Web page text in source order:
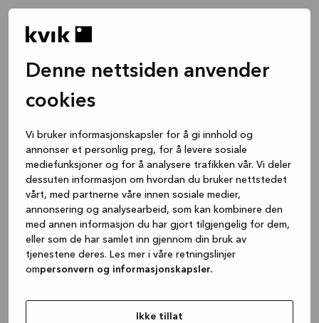
Denne nettsiden anvender
cookies
Vi bruker informasjonskapsler for å gi innhold og
annonser et personlig preg, for å levere sosiale
mediefunksjoner og for å analysere trafikken vår. Vi deler
dessuten informasjon om hvordan du bruker nettstedet
vårt, med partnerne våre innen sosiale medier,
annonsering og analysearbeid, som kan kombinere den
med annen informasjon du har gjort tilgjengelig for dem,
eller som de har samlet inn gjennom din bruk av
tjenestene deres. Les mer i våre retningslinjer
ompersonvern og informasjonskapsler.
Ikke tillat
(see the browser console for more